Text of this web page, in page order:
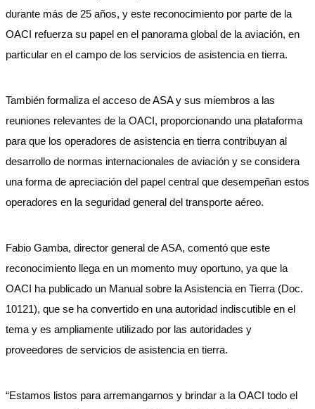
durante más de 25 años, y este reconocimiento por parte de la
OACI refuerza su papel en el panorama global de la aviación, en
particular en el campo de los servicios de asistencia en tierra.
También formaliza el acceso de ASA y sus miembros a las
reuniones relevantes de la OACI, proporcionando una plataforma
para que los operadores de asistencia en tierra contribuyan al
desarrollo de normas internacionales de aviación y se considera
una forma de apreciación del papel central que desempeñan estos
operadores en la seguridad general del transporte aéreo.
Fabio Gamba, director general de ASA, comentó que este
reconocimiento llega en un momento muy oportuno, ya que la
OACI ha publicado un Manual sobre la Asistencia en Tierra (Doc.
10121), que se ha convertido en una autoridad indiscutible en el
tema y es ampliamente utilizado por las autoridades y
proveedores de servicios de asistencia en tierra.
“Estamos listos para arremangarnos y brindar a la OACI todo el